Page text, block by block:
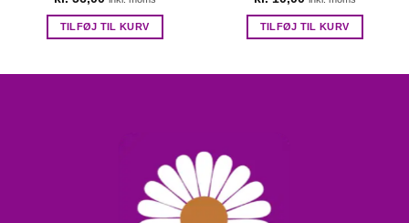
TILFØJ TIL KURV TILFØJ TIL KURV